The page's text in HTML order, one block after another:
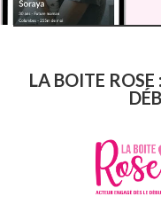
LA BOITE ROSE